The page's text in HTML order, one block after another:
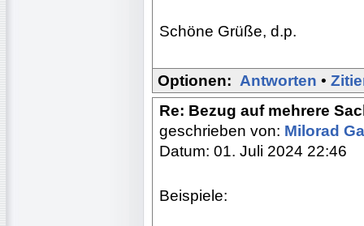
Schöne Grüße, d.p.
Optionen: Antworten •
Re: Bezug auf mehrere
geschrieben von: Milorad
Datum: 01. Juli 2024 22:46
Beispiele: